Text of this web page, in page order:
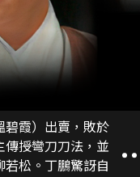
碧霞）出賣，敗於
授彎刀刀法，並
松。丁鵬驚訝自